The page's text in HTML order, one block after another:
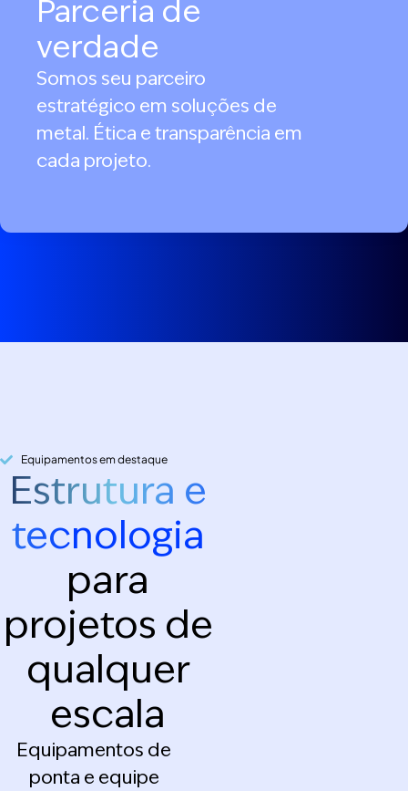
Parceria de
verdade
Somos seu parceiro
estratégico em soluções de
metal. Ética e transparência em
cada projeto.
Equipamentos em destaque
Estrutura e
tecnologia
para
projetos de
qualquer
escala
Equipamentos de
ponta e equipe